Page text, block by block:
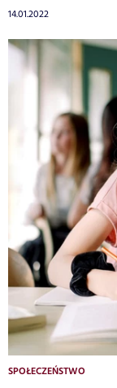
14.01.2022
SPOŁECZEŃSTWO